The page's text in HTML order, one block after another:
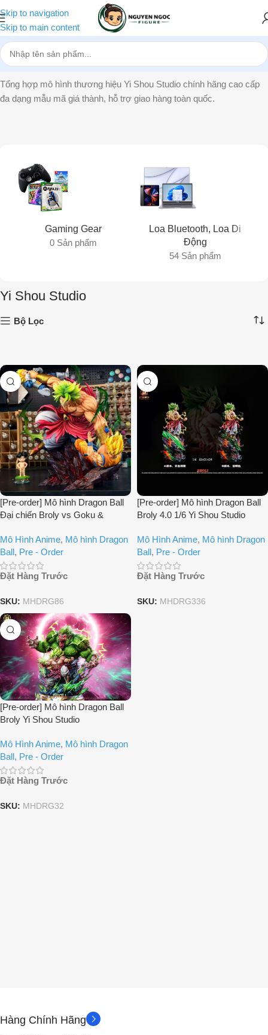
Skip to navigation
Skip to main content
Trang chủ»Yi Shou Studio
Tổng hợp mô hình thương hiệu Yi Shou Studio chính hãng cao cấp
đa dạng mẫu mã giá thành, hỗ trợ giao hàng toàn quốc.
Gaming Gear
0 Sản phẩm
Loa Bluetooth, Loa Di
Động
54 Sản phẩm
Yi Shou Studio
Bộ Lọc
[Pre-order] Mô hình Dragon Ball
Đại chiến Broly vs Goku &
Mô Hình Anime, Mô hình Dragon
Ball, Pre - Order
Đặt Hàng Trước
SKU: MHDRG86
[Pre-order] Mô hình Dragon Ball
Broly 4.0 1/6 Yi Shou Studio
Mô Hình Anime, Mô hình Dragon
Ball, Pre - Order
Đặt Hàng Trước
SKU: MHDRG336
[Pre-order] Mô hình Dragon Ball
Broly Yi Shou Studio
Mô Hình Anime, Mô hình Dragon
Ball, Pre - Order
Đặt Hàng Trước
SKU: MHDRG32
Hàng Chính Hãng